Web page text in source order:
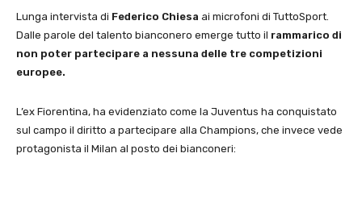
Lunga intervista di Federico Chiesa ai microfoni di TuttoSport.
Dalle parole del talento bianconero emerge tutto il rammarico di
non poter partecipare a nessuna delle tre competizioni
europee.
L’ex Fiorentina, ha evidenziato come la Juventus ha conquistato
sul campo il diritto a partecipare alla Champions, che invece vede
protagonista il Milan al posto dei bianconeri: